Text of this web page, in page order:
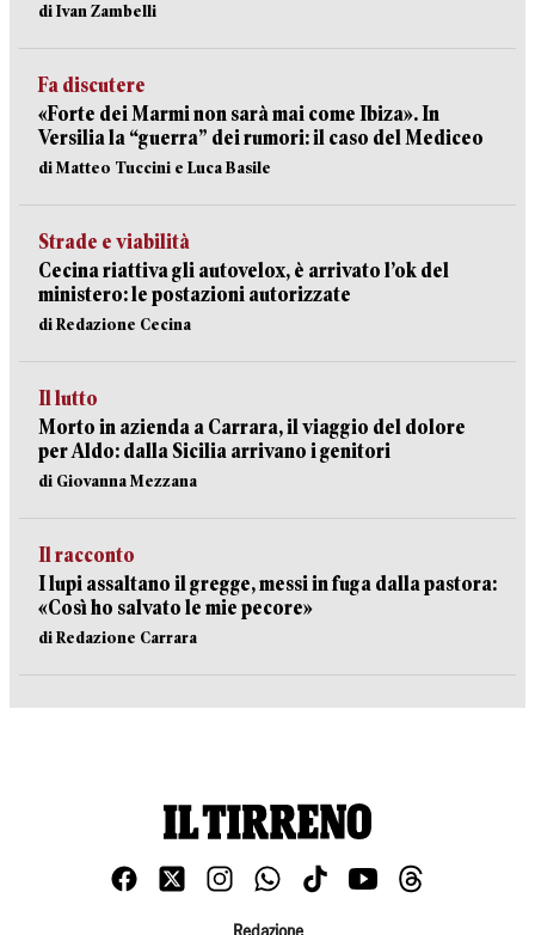
di Ivan Zambelli
Fa discutere
«Forte dei Marmi non sarà mai come Ibiza». In
Versilia la “guerra” dei rumori: il caso del Mediceo
di Matteo Tuccini e Luca Basile
Strade e viabilità
Cecina riattiva gli autovelox, è arrivato l’ok del
ministero: le postazioni autorizzate
di Redazione Cecina
Il lutto
Morto in azienda a Carrara, il viaggio del dolore
per Aldo: dalla Sicilia arrivano i genitori
di Giovanna Mezzana
Il racconto
I lupi assaltano il gregge, messi in fuga dalla pastora:
«Così ho salvato le mie pecore»
di Redazione Carrara